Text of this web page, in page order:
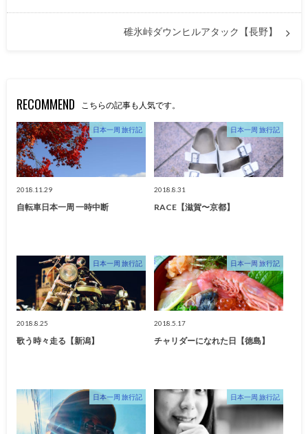
碓氷峠ダウンヒルアタック【長野】
RECOMMEND こちらの記事も人気です。
日本一周 旅行記
2018.11.29
自転車日本一周 一時中断
日本一周 旅行記
2018.8.31
RACE【滋賀〜京都】
日本一周 旅行記
2018.8.25
歌う時々走る【新潟】
日本一周 旅行記
2018.5.17
チャリダーになれた日【徳島】
日本一周 旅行記 日本一周 旅行記